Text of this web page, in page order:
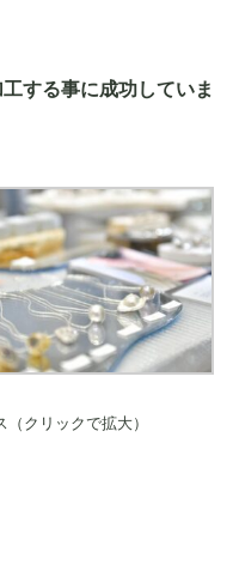
する事に成功していま
クリックで拡大）